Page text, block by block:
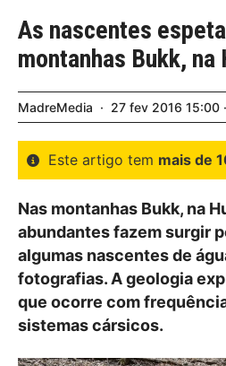
As nascentes
montanhas Bukk, na
MadreMedia 27 fev 2016 15:00
Este artigo tem mais de
Nas montanhas Bukk, na
abundantes fazem surgir
algumas nascentes de
fotografias. A geologia
que ocorre com
sistemas cársicos.